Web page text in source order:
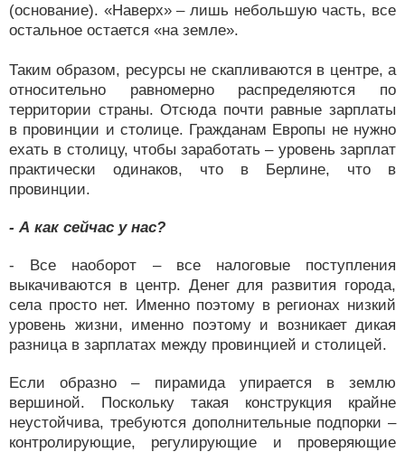
(основание). «Наверх» – лишь небольшую часть, все
остальное остается «на земле».
Таким образом, ресурсы не скапливаются в центре, а
относительно равномерно распределяются по
территории страны. Отсюда почти равные зарплаты
в провинции и столице. Гражданам Европы не нужно
ехать в столицу, чтобы заработать – уровень зарплат
практически одинаков, что в Берлине, что в
провинции.
- А как сейчас у нас?
- Все наоборот – все налоговые поступления
выкачиваются в центр. Денег для развития города,
села просто нет. Именно поэтому в регионах низкий
уровень жизни, именно поэтому и возникает дикая
разница в зарплатах между провинцией и столицей.
Если образно – пирамида упирается в землю
вершиной. Поскольку такая конструкция крайне
неустойчива, требуются дополнительные подпорки –
контролирующие, регулирующие и проверяющие